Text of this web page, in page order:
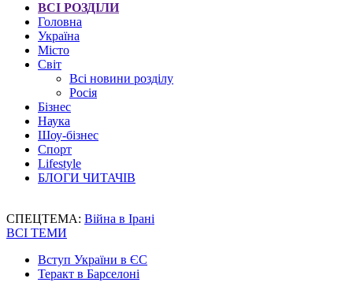
ВСІ РОЗДІЛИ
Головна
Україна
Місто
Світ
Всі новини розділу
Росія
Бізнес
Наука
Шоу-бізнес
Спорт
Lifestyle
БЛОГИ ЧИТАЧІВ
СПЕЦТЕМА: Війна в Ірані
ВСІ ТЕМИ
Вступ України в ЄС
Теракт в Барселоні